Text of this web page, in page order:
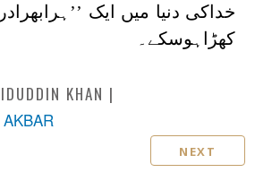
خداکی دنیا میں ایک
کھڑاہوسکے۔
KHAN
NEXT